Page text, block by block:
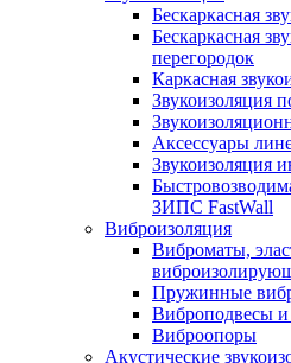
Бескаркасная
Бескаркасная
перегородок
Каркасная
Звукоизоляция
Аксессуары
Звукоизоляция
ЗИПС FastWall
Виброизоляция
Виброматы,
Пружинные
Виброподвесы
Виброопоры
Акустические